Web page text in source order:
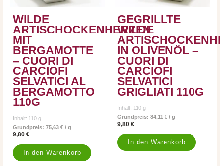
WILDE
ARTISCHOCKENHERZEN
MIT
BERGAMOTTE
– CUORI DI
CARCIOFI
SELVATICI AL
BERGAMOTTO
110G
Inhalt: 110g
Grundpreis:75,63€ /g
9,80€
In den Warenkorb
GEGRILLTE
WILDE
IN OLIVENÖL –
CUORI DI
CARCIOFI
SELVATICI
GRIGLIATI 110G
Inhalt: 110 g
Grundpreis: 84,11 € / g
9,80 €
In den Warenkorb